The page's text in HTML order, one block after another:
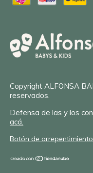
Copyright ALFONSA
reservados.
Defensa de las y los
acá.
Botón de arrepentimiento